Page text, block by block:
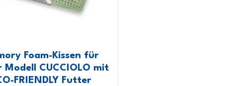
Foam-Kissen für
Modell CUCCIOLO mit
FRIENDLY Futter